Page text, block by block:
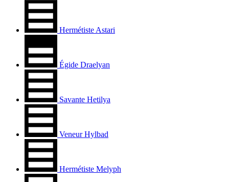
Hermétiste Astari
Égide Draelyan
Savante Hetilya
Veneur Hylbad
Hermétiste Melyph